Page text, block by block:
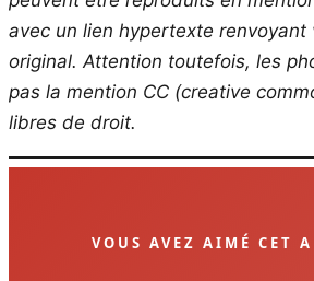
avec un lien hypertexte renvoyant
original. Attention toutefois, les
pas la mention CC (creative
libres de droit.
VOUS AVEZ AIMÉ CET